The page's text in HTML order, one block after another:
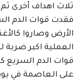
ثلاث اهداف أخرى
فقدت قوات الدم
الأرض وصاروا
العملية اكبر ضربة
قوات الدم
على العاصمة في